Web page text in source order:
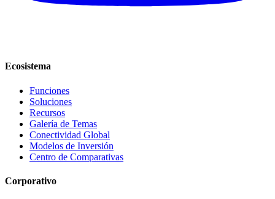
Ecosistema
Funciones
Soluciones
Recursos
Galería de Temas
Conectividad Global
Modelos de Inversión
Centro de Comparativas
Corporativo